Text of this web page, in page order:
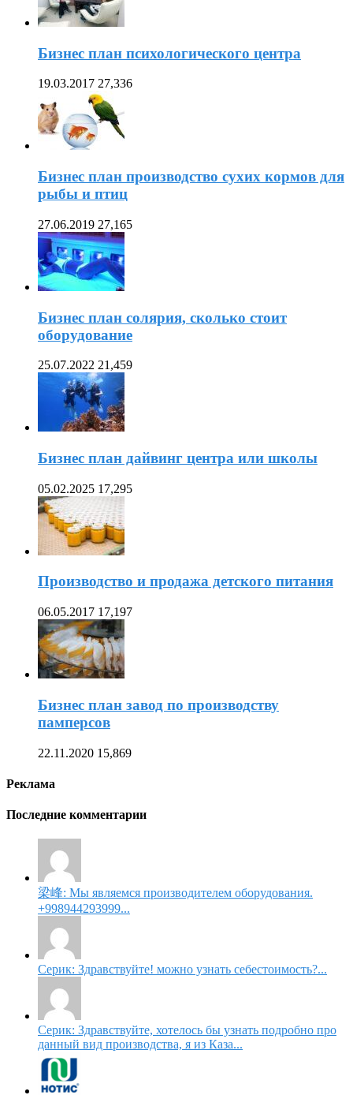
Бизнес план психологического центра
19.03.2017 27,336
Бизнес план производство сухих кормов для
рыбы и птиц
27.06.2019 27,165
Бизнес план солярия, сколько стоит
оборудование
25.07.2022 21,459
Бизнес план дайвинг центра или школы
05.02.2025 17,295
Производство и продажа детского питания
06.05.2017 17,197
Бизнес план завод по производству
памперсов
22.11.2020 15,869
Реклама
Последние комментарии
梁峰: Мы являемся производителем оборудования.
+998944293999...
Серик: Здравствуйте! можно узнать себестоимость?...
Серик: Здравствуйте, хотелось бы узнать подробно про
данный вид производства, я из Каза...